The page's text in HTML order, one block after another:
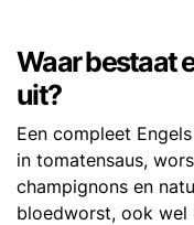
Waar bestaat
uit?
Een compleet
in tomatensaus,
champignons en
bloedworst, ook wel